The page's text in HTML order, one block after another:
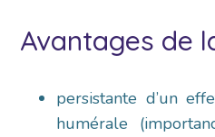
Avantages de
persistante d’un
humérale